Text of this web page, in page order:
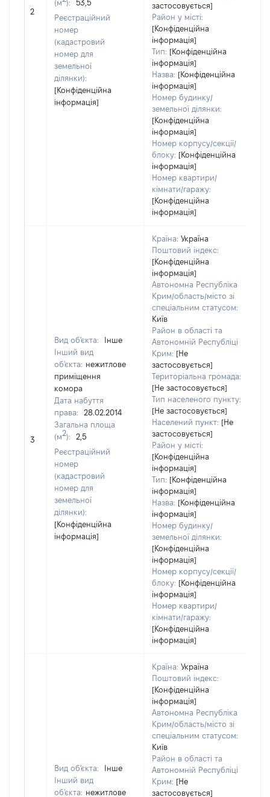
2
(м ):
53,5
Реєстраційний
номер
(кадастровий
номер для
земельної
ділянки):
[Конфіденційна
інформація]
застосовується]
Район у місті:
[Конфіденційна
інформація]
Тип: [Конфіденційна
інформація]
Назва: [Конфіденційна
інформація]
Номер будинку/
земельної ділянки:
[Конфіденційна
інформація]
Номер корпусу/секції/
блоку: [Конфіденційна
інформація]
Номер квартири/
кімнати/гаражу:
[Конфіденційна
інформація]
3
Вид об'єкта:
Інше
Інший вид
об'єкта: нежитлове
приміщення
комора
Дата набуття
права:
28.02.2014
Загальна площа
(м2):
2,5
Реєстраційний
номер
(кадастровий
номер для
земельної
ділянки):
[Конфіденційна
інформація]
Країна: Україна
Поштовий індекс:
[Конфіденційна
інформація]
Автономна Республіка
Крим/область/місто зі
спеціальним статусом:
Київ
Район в області та
Автономній Республіці
Крим: [Не
застосовується]
Територіальна громада:
[Не застосовується]
Тип населеного пункту:
[Не застосовується]
Населений пункт: [Не
застосовується]
Район у місті:
[Конфіденційна
інформація]
Тип: [Конфіденційна
інформація]
Назва: [Конфіденційна
інформація]
Номер будинку/
земельної ділянки:
[Конфіденційна
інформація]
Номер корпусу/секції/
блоку: [Конфіденційна
інформація]
Номер квартири/
кімнати/гаражу:
[Конфіденційна
інформація]
Вид об'єкта:
Інше
Інший вид
об'єкта: нежитлове
Країна: Україна
Поштовий індекс:
[Конфіденційна
інформація]
Автономна Республіка
Крим/область/місто зі
спеціальним статусом:
Київ
Район в області та
Автономній Республіці
Крим: [Не
застосовується]